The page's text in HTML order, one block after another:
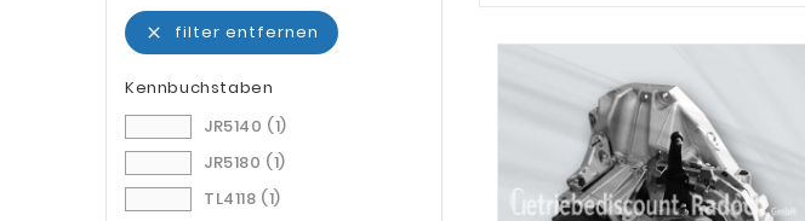
 filter entfernen
Kennbuchstaben
JR5140 (1)
JR5180 (1)
TL4118 (1)